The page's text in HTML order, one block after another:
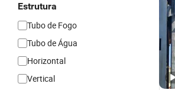
Estrutura
Tubo de Fogo
Tubo de Água
Horizontal
Vertical